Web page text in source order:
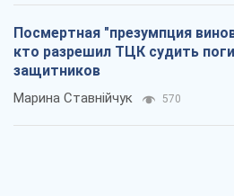
Посмертная "презумпция
кто разрешил ТЦК судить
защитников
Марина Ставнійчук 570